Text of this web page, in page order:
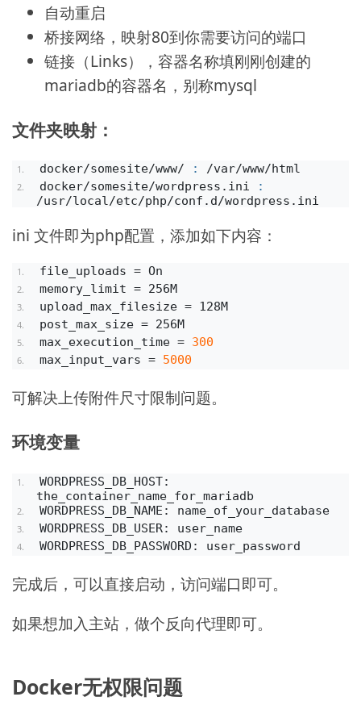
自动重启
桥接网络，映射80到你需要访问的端口
链接（Links），容器名称填刚刚创建的
mariadb的容器名，别称mysql
文件夹映射：
docker/somesite/www/ :
/var/www/html
docker/somesite/wordpress. ini
:
/usr/local/etc/php/conf. d/wordpress. ini
ini 文件即为php配置，添加如下内容：
file_uploads = On
memory_limit = 256M
upload_max_filesize = 128M
post_max_size = 256M
max_execution_time = 300
max_input_vars = 5000
可解决上传附件尺寸限制问题。
环境变量
WORDPRESS_DB_HOST:
the_container_name_for_mariadb
WORDPRESS_DB_NAME: name_of_your_database
WORDPRESS_DB_USER: user_name
WORDPRESS_DB_PASSWORD: user_password
完成后，可以直接启动，访问端口即可。
如果想加入主站，做个反向代理即可。
Docker无权限问题